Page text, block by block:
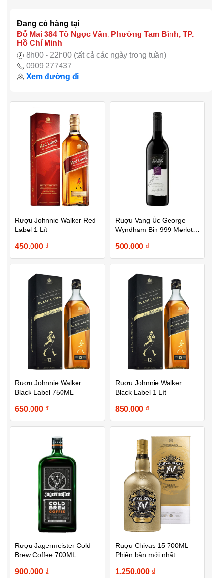
Đang có hàng tại
Đỗ Mai 384 Tô Ngọc Vân, Phường Tam Bình, TP.
Hồ Chí Minh
8h00 - 22h00 (tất cả các ngày trong tuần)
0909 277437
Xem đường đi
Rượu Johnnie Walker Red
Label 1 Lít
450.000 ₫
Rượu Vang Úc George
Wyndham Bin 999 Merlot
500.000 ₫
Rượu Johnnie Walker
Black Label 750ML
650.000 ₫
Rượu Johnnie Walker
Black Label 1 Lít
850.000 ₫
Rượu Jagermeister Cold
Brew Coffee 700ML
900.000 ₫
Rượu Chivas 15 700ML
Phiên bản mới nhất
1.250.000 ₫